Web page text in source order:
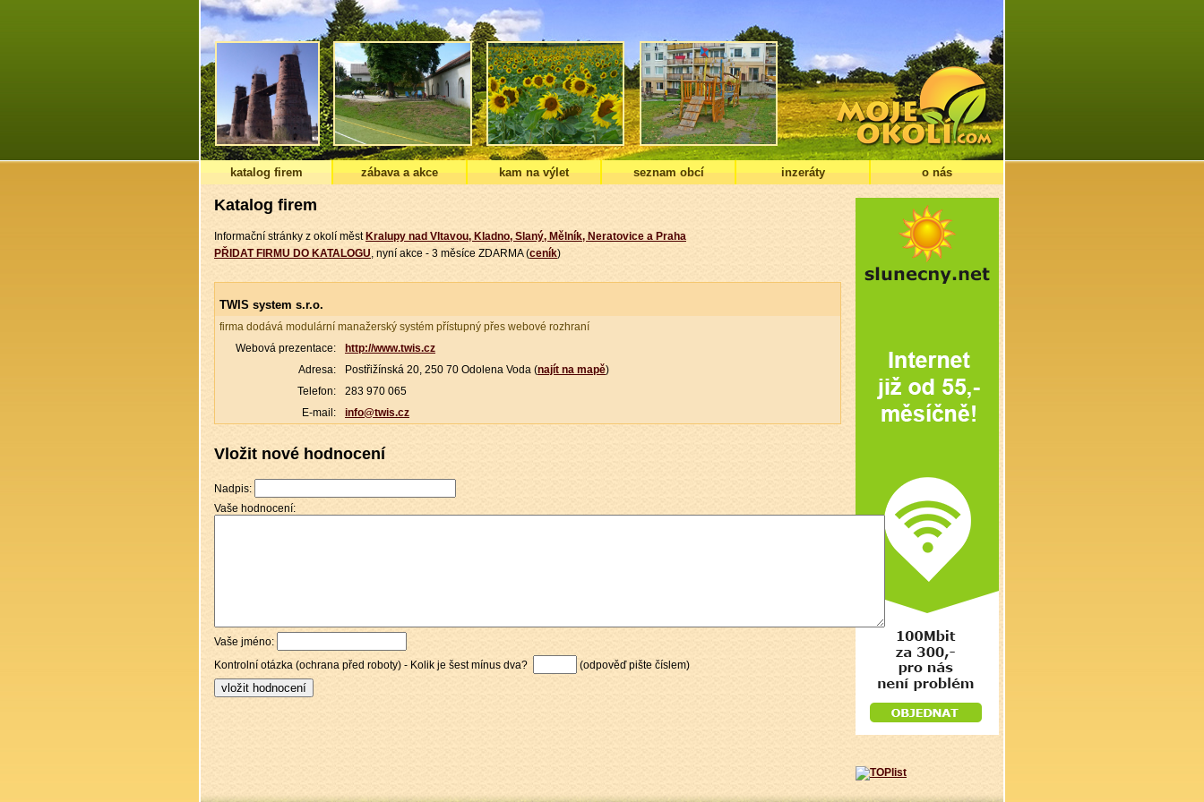
katalog firem zábava a akce kam na výlet seznam obcí inzeráty o nás
Katalog firem
Informační stránky z okolí měst Kralupy nad Vltavou, Kladno, Slaný, Mělník, Neratovice a Praha
PŘIDAT FIRMU DO KATALOGU, nyní akce - 3 měsíce ZDARMA (ceník)
TWIS system s.r.o.
firma dodává modulární manažerský systém přístupný přes webové rozhraní
Webová prezentace:
http://www.twis.cz
Adresa:
Postřižínská 20, 250 70 Odolena Voda (najít na mapě)
Telefon:
283 970 065
E-mail:
info@twis.cz
Vložit nové hodnocení
Nadpis:
Vaše hodnocení:
Vaše jméno:
Kontrolní otázka (ochrana před roboty) - Kolik je šest mínus dva?
(odpověď pište číslem)